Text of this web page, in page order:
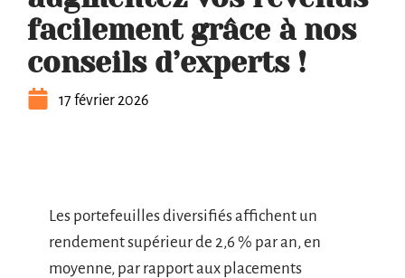
facilement grâce à nos
conseils d’experts !
17 février 2026
Les portefeuilles diversifiés affichent un
rendement supérieur de 2,6 % par an, en
moyenne, par rapport aux placements